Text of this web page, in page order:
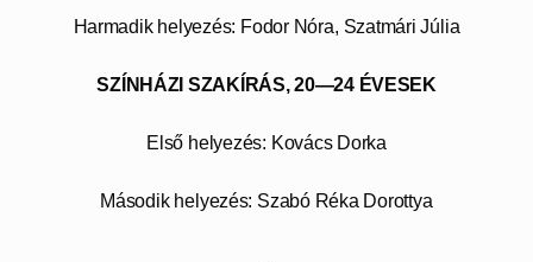
Harmadik helyezés: Fodor Nóra, Szatmári Júlia
SZÍNHÁZI SZAKÍRÁS, 20—24 ÉVESEK
Első helyezés: Kovács Dorka
Második helyezés: Szabó Réka Dorottya